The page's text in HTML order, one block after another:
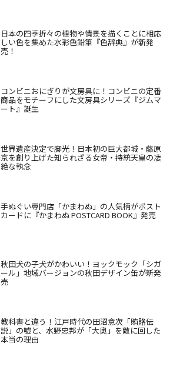
日本の四季折々の植物や情景を描くことに相応
しい色を集めた水彩色鉛筆『色辞典』が新発
売！
コンビニおにぎりが文房具に！コンビニの定番
商品をモチーフにした文房具シリーズ『ジムマ
ート』誕生
世界遺産決定で脚光！日本初の巨大都城・藤原
京を創り上げた知られざる女帝・持統天皇の凄
絶な執念
手ぬぐい専門店「かまわぬ」の人気柄がポスト
カードに『かまわぬ POSTCARD BOOK』発売
秋田犬の子犬がかわいい！ヨックモック「シガ
ール」地域バージョンの秋田デザイン缶が新発
売
教科書と違う！江戸時代の田沼意次「賄賂伝
説」の嘘と、水野忠邦が「大奥」を敵に回した
本当の理由